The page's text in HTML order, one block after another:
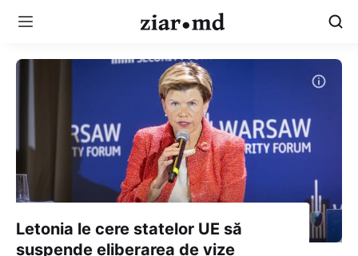
Letonia le cere statelor UE să
suspende eliberarea de vize